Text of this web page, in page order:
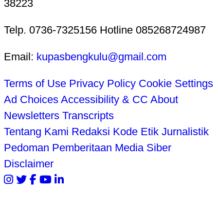
38223
Telp. 0736-7325156 Hotline 085268724987
Email: kupasbengkulu@gmail.com
Terms of Use Privacy Policy Cookie Settings
Ad Choices Accessibility & CC About
Newsletters Transcripts
Tentang Kami Redaksi Kode Etik Jurnalistik
Pedoman Pemberitaan Media Siber
Disclaimer